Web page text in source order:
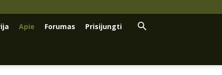
Apie Forumas Prisijungti